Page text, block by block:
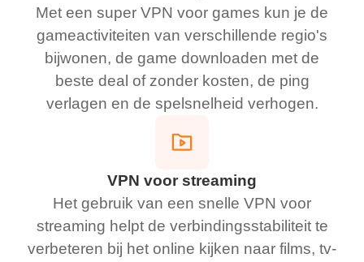
Met een super VPN voor games kun je de
gameactiviteiten van verschillende regio's
bijwonen, de game downloaden met de
beste deal of zonder kosten, de ping
verlagen en de spelsnelheid verhogen.
VPN voor streaming
Het gebruik van een snelle VPN voor
streaming helpt de verbindingsstabiliteit te
verbeteren bij het online kijken naar films, tv-